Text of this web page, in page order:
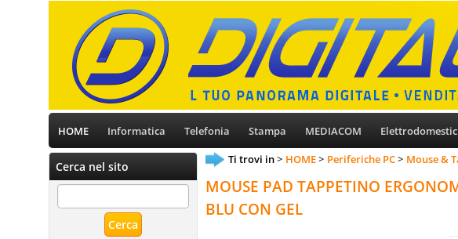
HOME Informatica Telefonia Stampa MEDIACOM
Cerca nel sito Ti trovi in HOME Periferiche PC Mouse &
MOUSE PAD TAPPETINO
BLU CON GEL